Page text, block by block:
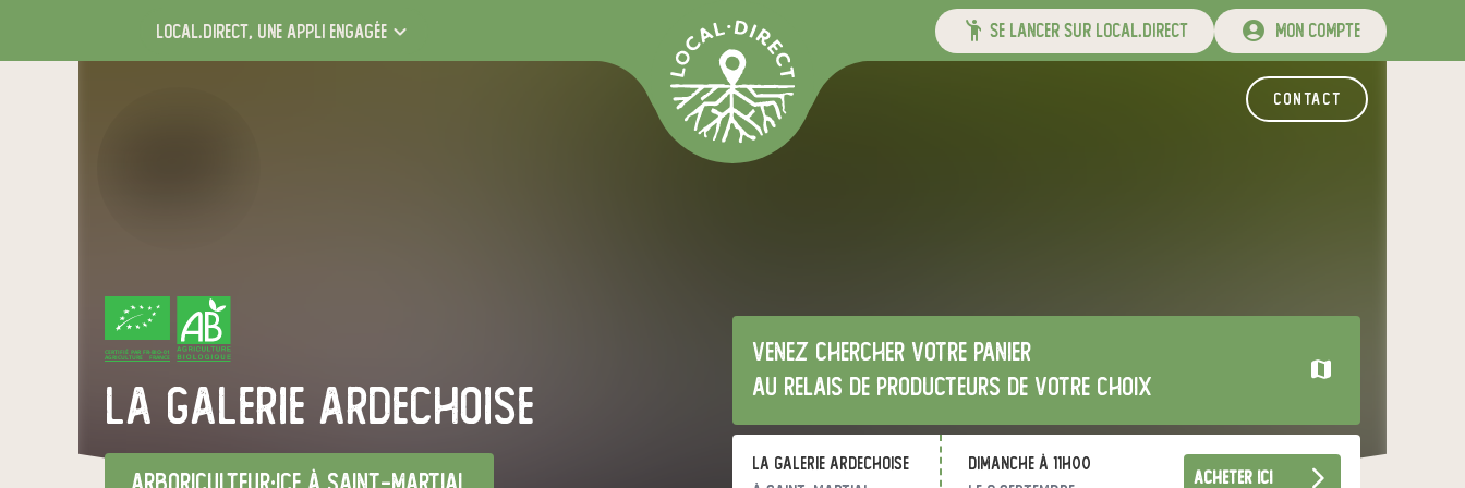
local.direct, une appli engagée se lancer sur local.direct mon compte
contact
La Galerie Ardechoise
CERTIFIÉ PAR FR-BIO-01
AGRICULTURE FRANCE
Venez chercher votre panier
au relais de producteurs de votre choix
La Galerie Ardechoise
dimanche à 11h00
acheter ici